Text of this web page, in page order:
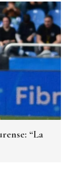
“La